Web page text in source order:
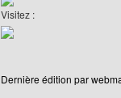
Visitez :
Dernière édition par